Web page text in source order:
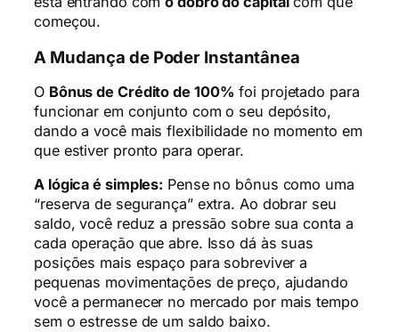
começou.
A Mudança de Poder Instantânea
O Bônus de Crédito de 100% foi projetado para
funcionar em conjunto com o seu depósito,
dando a você mais flexibilidade no momento em
que estiver pronto para operar.
A lógica é simples: Pense no bônus como uma
“reserva de segurança” extra. Ao dobrar seu
saldo, você reduz a pressão sobre sua conta a
cada operação que abre. Isso dá às suas
posições mais espaço para sobreviver a
pequenas movimentações de preço, ajudando
você a permanecer no mercado por mais tempo
sem o estresse de um saldo baixo.